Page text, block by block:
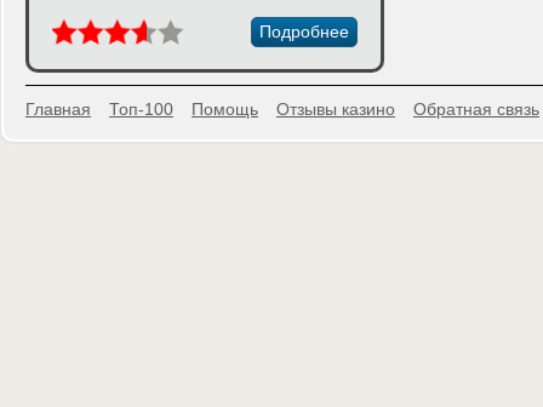
Подробнее
Главная Топ-100 Помощь Отзывы казино Обратная связь